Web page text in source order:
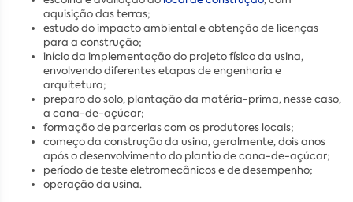
aquisição das terras;
estudo do impacto ambiental e obtenção de licenças
para a construção;
início da implementação do projeto físico da usina,
envolvendo diferentes etapas de engenharia e
arquitetura;
preparo do solo, plantação da matéria-prima, nesse caso,
a cana-de-açúcar;
formação de parcerias com os produtores locais;
começo da construção da usina, geralmente, dois anos
após o desenvolvimento do plantio de cana-de-açúcar;
período de teste eletromecânicos e de desempenho;
operação da usina.